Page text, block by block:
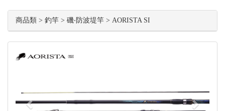
商品類 > 釣竿 > 磯‧防波堤竿 > AORISTA SI